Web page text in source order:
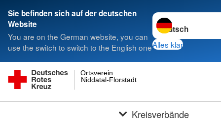
Sie befinden sich auf der deutschen
Website
You are on the German website, you can
use the switch to switch to the English one
Sprache wechseln
Alles klar
Niddatal-Florstadt
Ortsverein
Kreisverbände